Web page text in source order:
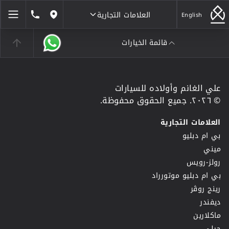
English
العلامات التجارية
العلامات التجارية
مواقعنا
قائمة الخيارات
علي الغانم وأولاده للسيارات
© ٢٠٢٦. جميع الحقوق محفوظة.
العلامات التجارية
بي ام دبليو
ميني
رولز-رويس
بي ام دبليو موتورراد
رينج روڤر
ديفندر
ماكلارين